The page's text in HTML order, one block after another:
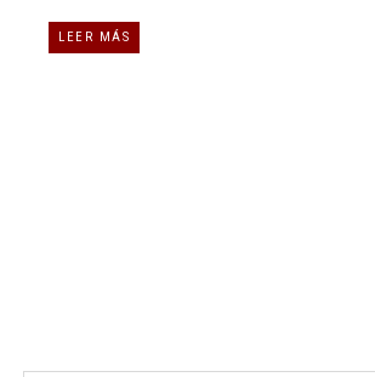
LEER MÁS